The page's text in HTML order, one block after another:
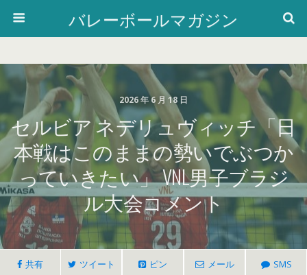
バレーボールマガジン
2026 年 6 月 18 日
セルビア ネデリュヴィッチ「日
本戦はこのままの勢いでぶつか
っていきたい」 VNL男子ブラジ
ル大会コメント
共有 ツイート ピン メール SMS